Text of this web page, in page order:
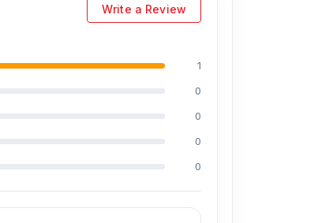
Write a Review
1
0
0
0
0